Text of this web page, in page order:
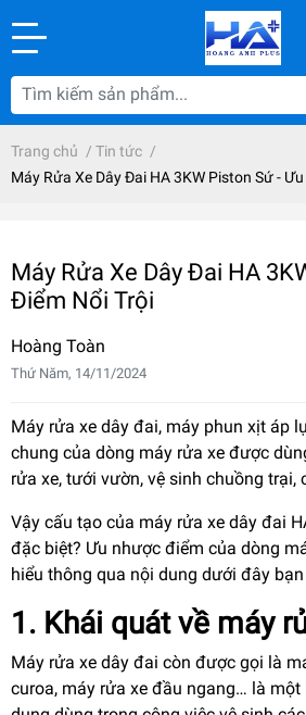
Trang chủ / Tin tức /
Máy Rửa Xe Dây Đai HA 3KW Piston Sứ -
Máy Rửa Xe Dây Đai HA
Điểm Nổi Trội
Hoàng Toàn
Thứ Năm, 14/11/2024
Máy rửa xe dây đai, máy phun xịt áp
chung của dòng máy rửa xe được
rửa xe, tưới vườn, vệ sinh chuồng trại,
Vậy cấu tạo của máy rửa xe dây đai
đặc biệt? Ưu nhược điểm của dòng
hiểu thông qua nội dung dưới đây bạn
1. Khái quát về máy
Máy rửa xe dây đai còn được gọi là
curoa, máy rửa xe đầu ngang… là một